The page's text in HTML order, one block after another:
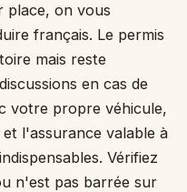
place, on vous
français. Le permis
mais reste
en cas de
votre propre véhicule,
l'assurance valable à
Vérifiez
n'est pas barrée sur